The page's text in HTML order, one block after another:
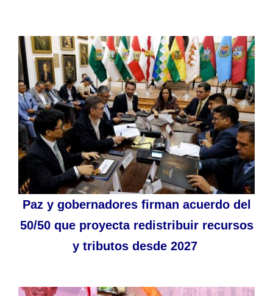
Paz y gobernadores firman acuerdo del
50/50 que proyecta redistribuir recursos
y tributos desde 2027